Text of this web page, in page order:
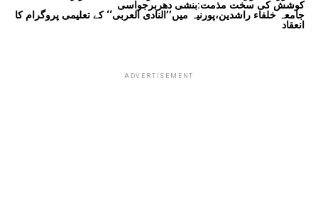
کوشش کی سخت مذمت:بنشی دھربرجواسی
جامعہ خلفاء راشدین،پورنیہ میں’’النادی العربی‘‘ کے تعلیمی پروگرام کا
انعقاد
ADVERTISEMENT